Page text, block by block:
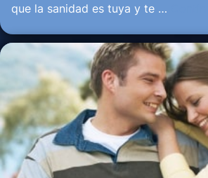
que la sanidad es tuya y te …